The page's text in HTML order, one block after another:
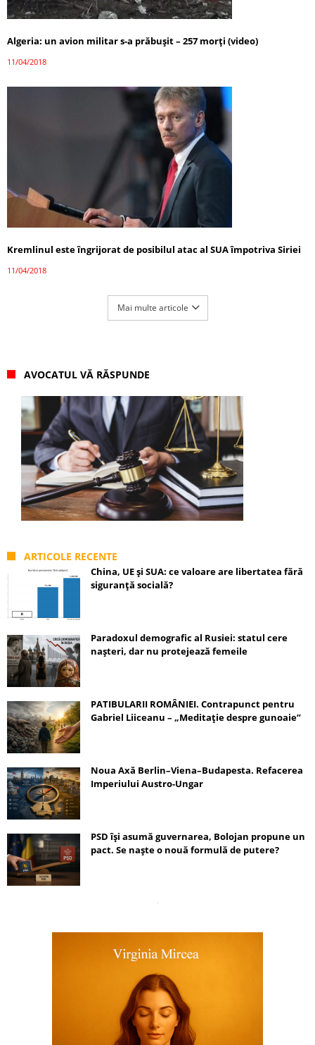
Algeria: un avion militar s-a prăbușit – 257 morți (video)
11/04/2018
Kremlinul este îngrijorat de posibilul atac al SUA împotriva Siriei
11/04/2018
Mai multe articole
AVOCATUL VĂ RĂSPUNDE
ARTICOLE RECENTE
China, UE și SUA: ce valoare are libertatea fără
siguranță socială?
Paradoxul demografic al Rusiei: statul cere
nașteri, dar nu protejează femeile
PATIBULARII ROMÂNIEI. Contrapunct pentru
Gabriel Liiceanu – „Meditație despre gunoaie”
Noua Axă Berlin–Viena–Budapesta. Refacerea
Imperiului Austro-Ungar
PSD își asumă guvernarea, Bolojan propune un
pact. Se naște o nouă formulă de putere?